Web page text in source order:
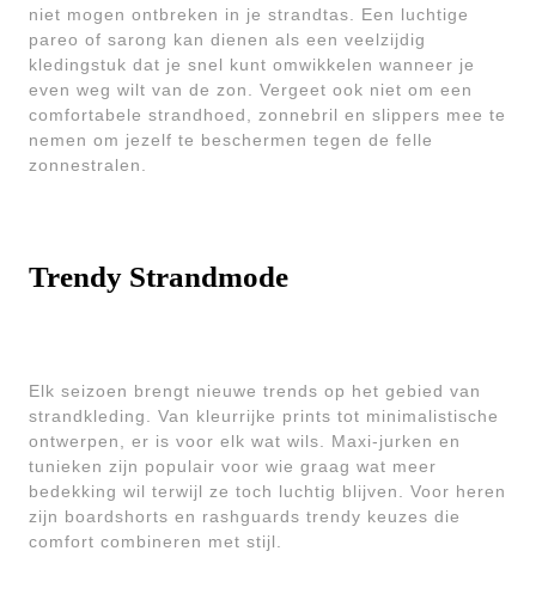
niet mogen ontbreken in je strandtas. Een luchtige
pareo of sarong kan dienen als een veelzijdig
kledingstuk dat je snel kunt omwikkelen wanneer je
even weg wilt van de zon. Vergeet ook niet om een
comfortabele strandhoed, zonnebril en slippers mee te
nemen om jezelf te beschermen tegen de felle
zonnestralen.
Trendy Strandmode
Elk seizoen brengt nieuwe trends op het gebied van
strandkleding. Van kleurrijke prints tot minimalistische
ontwerpen, er is voor elk wat wils. Maxi-jurken en
tunieken zijn populair voor wie graag wat meer
bedekking wil terwijl ze toch luchtig blijven. Voor heren
zijn boardshorts en rashguards trendy keuzes die
comfort combineren met stijl.